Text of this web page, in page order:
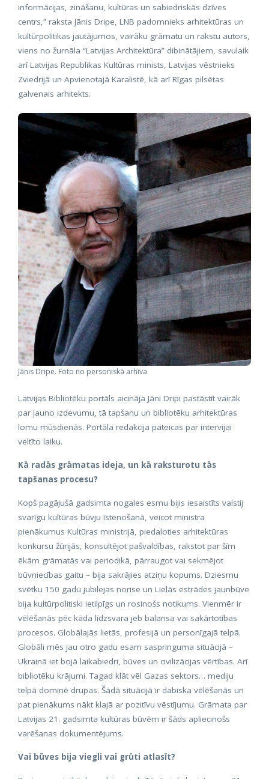
informācijas, zināšanu, kultūras un sabiedriskās dzīves
centrs,” raksta Jānis Dripe, LNB padomnieks arhitektūras un
kultūrpolitikas jautājumos, vairāku grāmatu un rakstu autors,
viens no žurnāla “Latvijas Architektūra” dibinātājiem, savulaik
arī Latvijas Republikas Kultūras minists, Latvijas vēstnieks
Zviedrijā un Apvienotajā Karalistē, kā arī Rīgas pilsētas
galvenais arhitekts.
Jānis Dripe. Foto no personiskā arhīva
Latvijas Bibliotēku portāls aicināja Jāni Dripi pastāstīt vairāk
par jauno izdevumu, tā tapšanu un bibliotēku arhitektūras
lomu mūsdienās. Portāla redakcija pateicas par intervijai
veltīto laiku.
Kā radās grāmatas ideja, un kā raksturotu tās
tapšanas procesu?
Kopš pagājušā gadsimta nogales esmu bijis iesaistīts valstij
svarīgu kultūras būvju īstenošanā, veicot ministra
pienākumus Kultūras ministrijā, piedaloties arhitektūras
konkursu žūrijās, konsultējot pašvaldības, rakstot par šīm
ēkām grāmatās vai periodikā, pārraugot vai sekmējot
būvniecības gaitu – bija sakrājies atziņu kopums. Dziesmu
svētku 150 gadu jubilejas norise un Lielās estrādes jaunbūve
bija kultūrpolitiski ietilpīgs un rosinošs notikums. Vienmēr ir
vēlēšanās pēc kāda līdzsvara jeb balansa vai sakārtotības
procesos. Globālajās lietās, profesijā un personīgajā telpā.
Globāli mēs jau otro gadu esam saspringuma situācijā –
Ukrainā iet bojā laikabiedri, būves un civilizācijas vērtības. Arī
bibliotēku krājumi. Tagad klāt vēl Gazas sektors… mediju
telpā dominē drupas. Šādā situācijā ir dabiska vēlēšanās un
pat pienākums nākt klajā ar pozitīvu vēstījumu. Grāmata par
Latvijas 21. gadsimta kultūras būvēm ir šāds apliecinošs
varēšanas dokumentējums.
Vai būves bija viegli vai grūti atlasīt?